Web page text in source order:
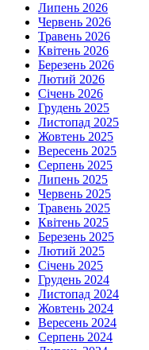
Липень 2026
Червень 2026
Травень 2026
Квітень 2026
Березень 2026
Лютий 2026
Січень 2026
Грудень 2025
Листопад 2025
Жовтень 2025
Вересень 2025
Серпень 2025
Липень 2025
Червень 2025
Травень 2025
Квітень 2025
Березень 2025
Лютий 2025
Січень 2025
Грудень 2024
Листопад 2024
Жовтень 2024
Вересень 2024
Серпень 2024